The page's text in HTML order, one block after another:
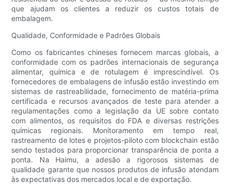
que ajudam os clientes a reduzir os custos totais de
embalagem.
Qualidade, Conformidade e Padrões Globais
Como os fabricantes chineses fornecem marcas globais, a
conformidade com os padrões internacionais de segurança
alimentar, química e de rotulagem é imprescindível. Os
fornecedores de embalagens de infusão estão investindo em
sistemas de rastreabilidade, fornecimento de matéria-prima
certificada e recursos avançados de teste para atender a
regulamentações como a legislação da UE sobre contato
com alimentos, os requisitos do FDA e diversas restrições
químicas regionais. Monitoramento em tempo real,
rastreamento de lotes e projetos-piloto com blockchain estão
sendo testados para proporcionar transparência de ponta a
ponta. Na Haimu, a adesão a rigorosos sistemas de
qualidade garante que nossos produtos de infusão atendam
às expectativas dos mercados local e de exportação.